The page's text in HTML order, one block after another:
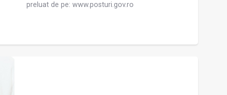
preluat de pe: www.posturi.gov.ro